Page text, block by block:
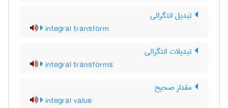
تبدیل انتگرالی
integral transform
تبدیلات انتگرالی
integral transforms
مقدار صحیح
integral value